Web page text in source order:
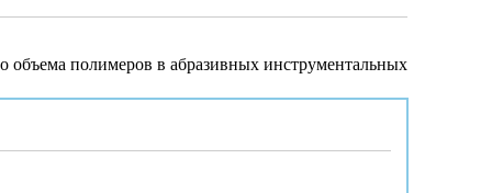
полимеров в абразивных инструментальных